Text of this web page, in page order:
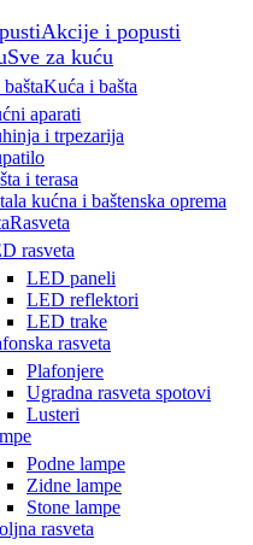
Akcije i popusti
Sve za kuću
Kuća i bašta
aparati
i trpezarija
i terasa
kućna i baštenska oprema
Rasveta
rasveta
LED paneli
LED reflektori
LED trake
rasveta
Plafonjere
Ugradna rasveta spotovi
Lusteri
Podne lampe
Zidne lampe
Stone lampe
rasveta